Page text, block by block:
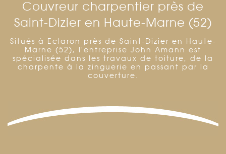
Couvreur charpentier près de
Saint-Dizier en Haute-Marne (52)
Situés à Eclaron près de Saint-Dizier en Haute-
Marne (52), l'entreprise John Amann est
spécialisée dans les travaux de toiture, de la
charpente à la zinguerie en passant par la
couverture.